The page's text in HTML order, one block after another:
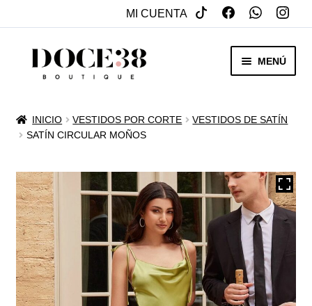
MI CUENTA
SALTAR
MENÚ
VENTA
REBAJAS
VESTIDOS DE NOVIA
OTROS
ACCESORIOS
INICIO VESTIDOS POR CORTE
VESTIDOS DE SATÍN
SATÍN CIRCULAR MOÑOS